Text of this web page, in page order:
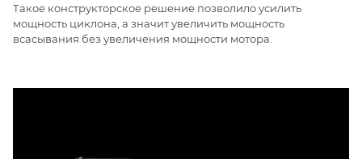
Такое конструкторское решение позволило усилить
мощность циклона, а значит увеличить мощность
всасывания без увеличения мощности мотора.